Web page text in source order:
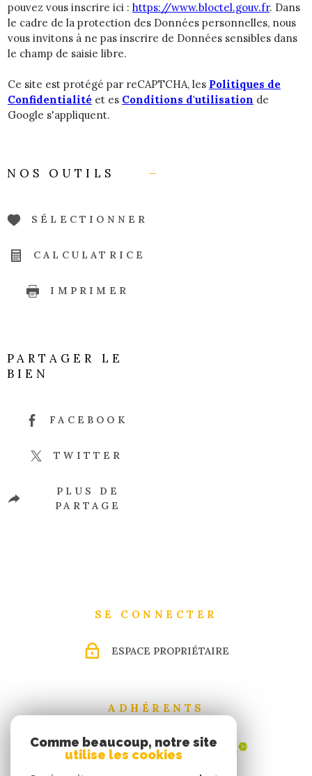
pouvez vous inscrire ici : https://www.bloctel.gouv.fr. Dans
le cadre de la protection des Données personnelles, nous
vous invitons à ne pas inscrire de Données sensibles dans
le champ de saisie libre.
Ce site est protégé par reCAPTCHA, les Politiques de
Confidentialité et es Conditions d'utilisation de
Google s'appliquent.
NOS OUTILS
SÉLECTIONNER
CALCULATRICE
IMPRIMER
PARTAGER LE
BIEN
FACEBOOK
TWITTER
PLUS DE
PARTAGE
SE CONNECTER
ESPACE PROPRIÉTAIRE
ADHÉRENTS
Comme beaucoup, notre site
utilise les cookies